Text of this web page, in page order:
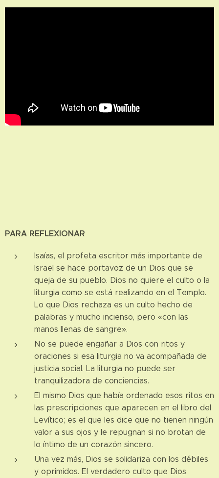
PARA REFLEXIONAR
Isaías, el profeta escritor más importante de
Israel se hace portavoz de un Dios que se
queja de su pueblo. Dios no quiere el culto o la
liturgia como se está realizando en el Templo.
Lo que Dios rechaza es un culto hecho de
palabras y mucho incienso, pero «con las
manos llenas de sangre».
No se puede engañar a Dios con ritos y
oraciones si esa liturgia no va acompañada de
justicia social. La liturgia no puede ser
tranquilizadora de conciencias.
El mismo Dios que había ordenado esos ritos en
las prescripciones que aparecen en el libro del
Levítico; es el que les dice que no tienen ningún
valor a sus ojos y le repugnan si no brotan de
lo íntimo de un corazón sincero.
Una vez más, Dios se solidariza con los débiles
y oprimidos. El verdadero culto que Dios